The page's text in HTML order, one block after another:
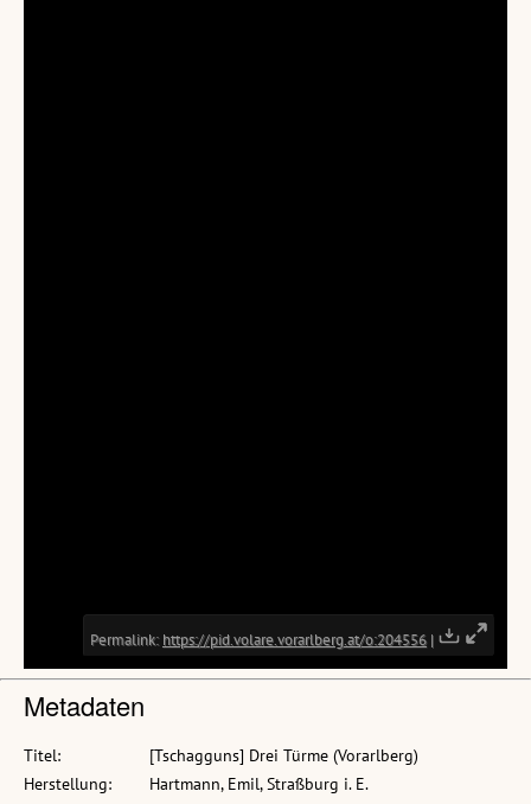
Metadaten
Titel:
[Tschagguns] Drei Türme (Vorarlberg)
Herstellung:
Hartmann, Emil, Straßburg i. E.